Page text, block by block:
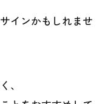
インかもしれませ
、